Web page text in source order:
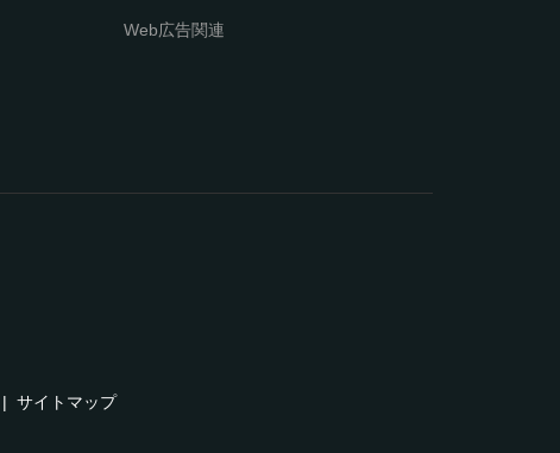
Web広告関連
サイトマップ